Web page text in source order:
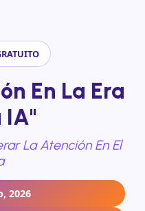
En La Era
IA"
La Atención En El
2026